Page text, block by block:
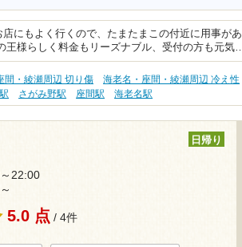
にもよく行くので、たまたまこの付近に用事があ
王様らしく料金もリーズナブル、受付の方も元気…
間・綾瀬周辺 切り傷
海老名・座間・綾瀬周辺 冷え性
さがみ野駅 座間駅 海老名駅
日帰り
22:00
5.0 点 / 4件